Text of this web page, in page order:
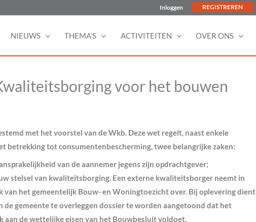
Inloggen REGISTREREN
NIEUWS THEMA’S ACTIVITEITEN OVER ONS
voor het bouwen
met het voorstel van de Wkb. Deze wet regelt, naast enkele
betrekking tot consumentenbescherming, twee belangrijke zaken:
van de aannemer jegens zijn opdrachtgever;
stelsel van kwaliteitsborging. Een externe kwaliteitsborger neemt in
van het gemeentelijk Bouw- en Woningtoezicht over. Bij oplevering dient
de gemeente te overleggen dossier te worden aangetoond dat het
aan de wettelijke eisen van het Bouwbesluit voldoet.